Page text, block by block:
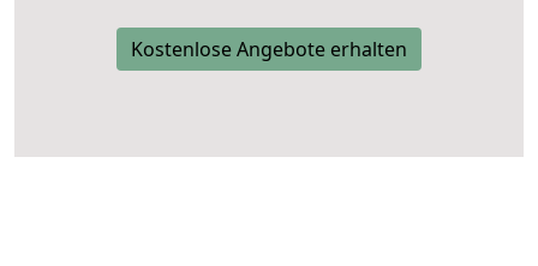
Kostenlose Angebote erhalten